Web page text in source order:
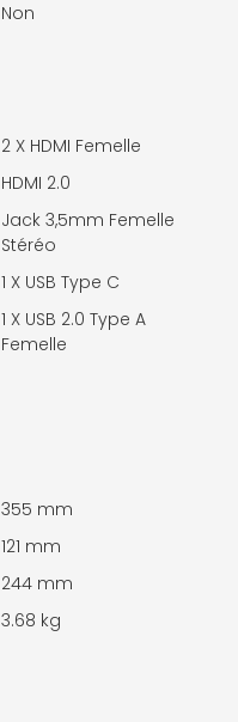
Non
2 X HDMI Femelle
HDMI 2.0
Jack 3,5mm Femelle
Stéréo
1 X USB Type C
1 X USB 2.0 Type A
Femelle
355 mm
121 mm
244 mm
3.68 kg